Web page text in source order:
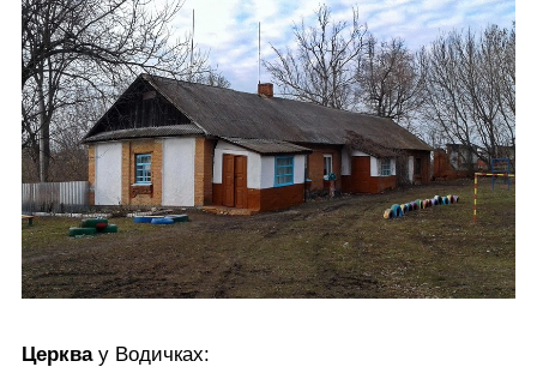
Церква у Водичках: